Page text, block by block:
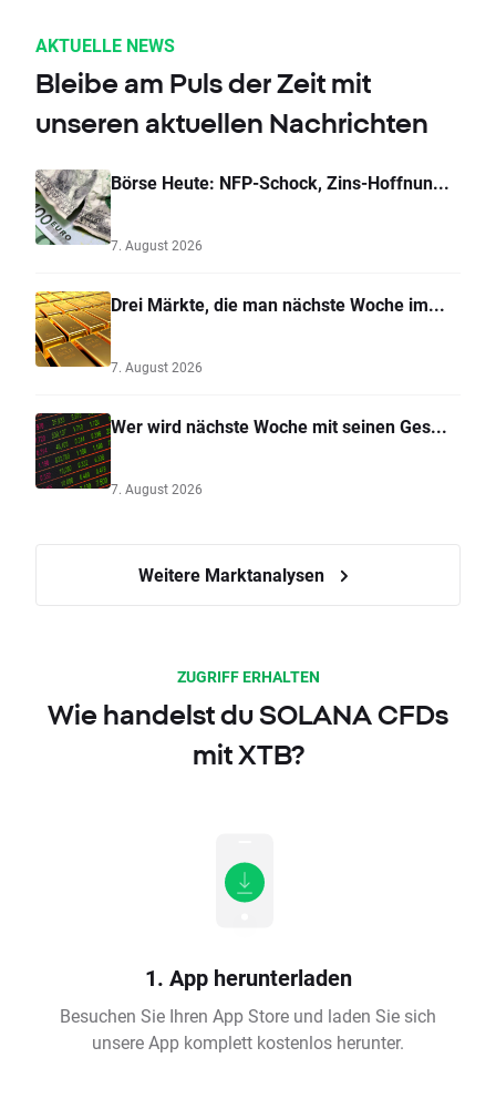
AKTUELLE NEWS
Bleibe am Puls der Zeit mit
unseren aktuellen Nachrichten
Börse Heute: NFP-Schock, Zins-Hoffnun...
7. August 2026
Drei Märkte, die man nächste Woche im...
7. August 2026
Wer wird nächste Woche mit seinen Ges...
7. August 2026
Weitere Marktanalysen
ZUGRIFF ERHALTEN
Wie handelst du SOLANA CFDs
mit XTB?
1. App herunterladen
Besuchen Sie Ihren App Store und laden Sie sich
unsere App komplett kostenlos herunter.